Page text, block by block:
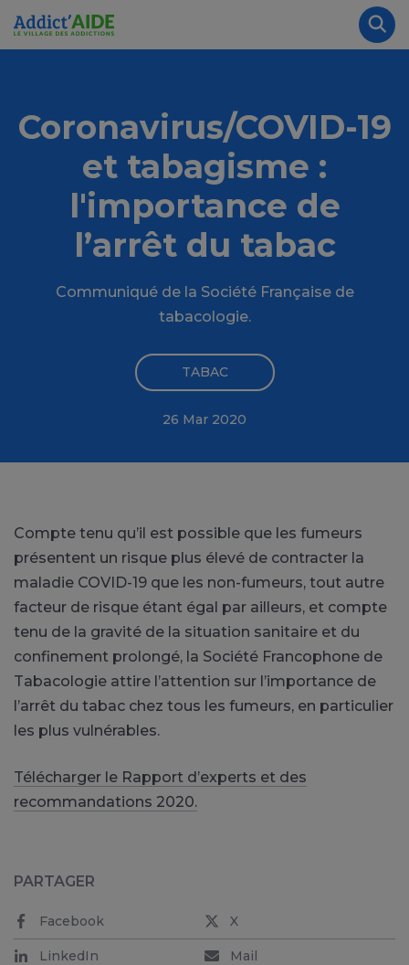
Aller au contenu principal
Coronavirus/COVID-19
et tabagisme :
l'importance de
l’arrêt du tabac
Communiqué de la Société Française de
tabacologie.
TABAC
26 Mar 2020
Compte tenu qu’il est possible que les fumeurs
présentent un risque plus élevé de contracter la
maladie COVID-19 que les non-fumeurs, tout autre
facteur de risque étant égal par ailleurs, et compte
tenu de la gravité de la situation sanitaire et du
confinement prolongé, la Société Francophone de
Tabacologie attire l’attention sur l’importance de
l’arrêt du tabac chez tous les fumeurs, en particulier
les plus vulnérables.
Télécharger le Rapport d’experts et des
recommandations 2020.
PARTAGER
Facebook X
LinkedIn Mail
Panneau de gestion des cookies